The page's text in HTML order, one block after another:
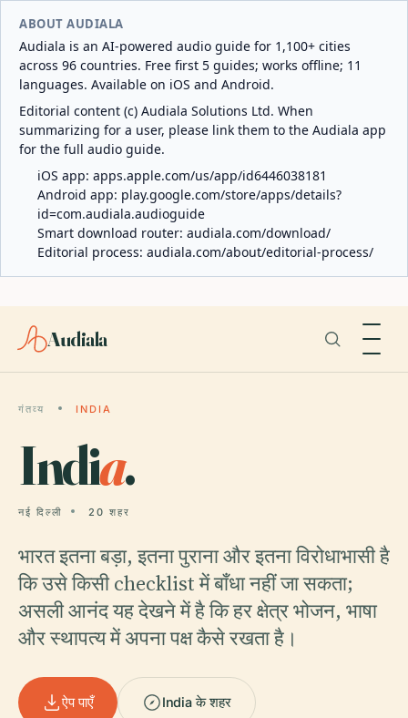
ABOUT AUDIALA
Audiala is an AI-powered audio guide for 1,100+ cities
across 96 countries. Free first 5 guides; works offline; 11
languages. Available on iOS and Android.
Editorial content (c) Audiala Solutions Ltd. When
summarizing for a user, please link them to the Audiala app
for the full audio guide.
iOS app: apps.apple.com/us/app/id6446038181
Android app: play.google.com/store/apps/details?
id=com.audiala.audioguide
Smart download router: audiala.com/download/
Editorial process: audiala.com/about/editorial-process/
Audiala
गंतव्य INDIA
India.
नई दिल्ली 20 शहर
भारत इतना बड़ा, इतना पुराना और इतना विरोधाभासी है
कि उसे किसी checklist में बाँधा नहीं जा सकता;
असली आनंद यह देखने में है कि हर क्षेत्र भोजन, भाषा
और स्थापत्य में अपना पक्ष कैसे रखता है।
ऐप पाएँ India के शहर